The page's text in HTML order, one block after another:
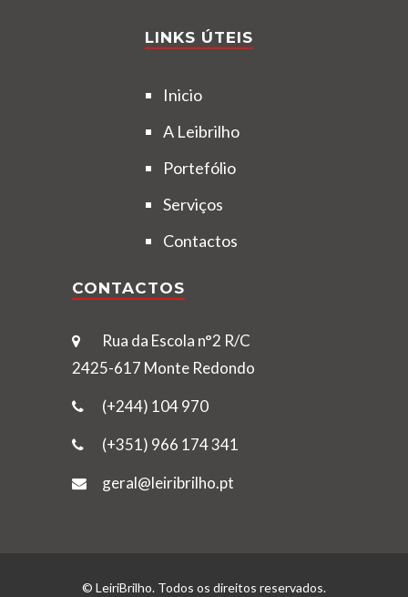
LINKS ÚTEIS
Inicio
A Leibrilho
Portefólio
Serviços
Contactos
CONTACTOS
Rua da Escola n°2 R/C
2425-617 Monte Redondo
(+244) 104 970
(+351) 966 174 341
geral@leiribrilho.pt
© LeiriBrilho. Todos os direitos reservados.